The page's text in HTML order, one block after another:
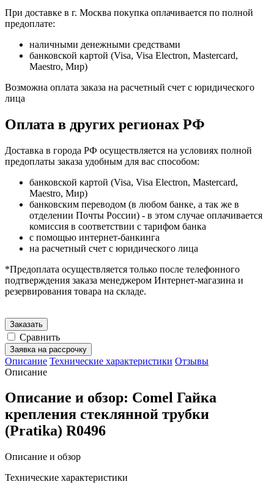
При доставке в г. Москва покупка оплачивается по полной
предоплате:
наличными денежными средствами
банковской картой (Visa, Visa Electron, Mastercard,
Maestro, Мир)
Возможна оплата заказа на расчетный счет с юридического
лица
Оплата в других регионах РФ
Доставка в города РФ осуществляется на условиях полной
предоплаты заказа удобным для вас способом:
банковской картой (Visa, Visa Electron, Mastercard,
Maestro, Мир)
банковским переводом (в любом банке, а так же в
отделении Почты России) - в этом случае оплачивается
комиссия в соответствии с тарифом банка
с помощью интернет-банкинга
на расчетный счет с юридического лица
*Предоплата осуществляется только после телефонного
подтверждения заказа менеджером Интернет-магазина и
резервирования товара на складе.
Заказать
Сравнить
Заявка на рассрочку
Описание Технические характеристики Отзывы
Описание
Описание и обзор: Comel Гайка
крепления стеклянной трубки
(Pratika) R0496
Описание и обзор
Технические характеристики